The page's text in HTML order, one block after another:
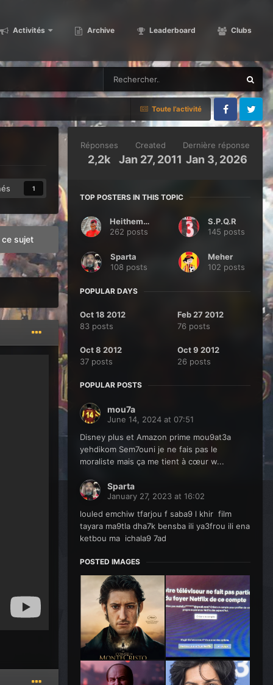
Activités Archive Leaderboard Clubs
Toute l’activité
FacebookTwitter
1
ce sujet
Réponses
2,2k
Created
Jan 27, 2011
Dernière réponse
Jan 3, 2026
TOP POSTERS IN THIS TOPIC
Heithem44
262 posts
S.P.Q.R
145 posts
Sparta
108 posts
Meher
102 posts
POPULAR DAYS
Oct 18 2012
83 posts
Feb 27 2012
76 posts
Oct 8 2012
37 posts
Oct 9 2012
26 posts
POPULAR POSTS
mou7a
June 14, 2024 at 07:51
Disney plus et Amazon prime mou9at3a
yehdikom Sem7ouni je ne fais pas le
moraliste mais ça me tient à cœur w...
Sparta
January 27, 2023 at 16:02
louled emchiw tfarjou f saba9 l khir film
tayara ma9tla dha7k bensba ili ya3frou ili ena
ketbou ma ichala9 7ad
POSTED IMAGES